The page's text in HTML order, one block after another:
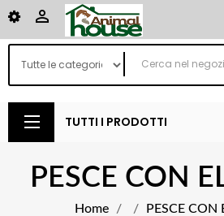

TUTTI I PRODOTTI
PESCE CON
Home PESCE CON